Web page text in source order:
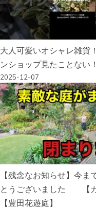
大人可愛いオシャレ雑貨
ンショップ見たことない！
2025-12-07
【残念なお知らせ】今ま
とうございました 【カ
【豊田花遊庭】